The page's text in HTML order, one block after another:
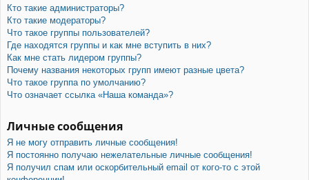
Кто такие администраторы?
Кто такие модераторы?
Что такое группы пользователей?
Где находятся группы и как мне вступить в них?
Как мне стать лидером группы?
Почему названия некоторых групп имеют разные цвета?
Что такое группа по умолчанию?
Что означает ссылка «Наша команда»?
Личные сообщения
Я не могу отправить личные сообщения!
Я постоянно получаю нежелательные личные сообщения!
Я получил спам или оскорбительный email от кого-то с этой